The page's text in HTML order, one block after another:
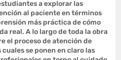
a explorar las
al paciente en términos
más práctica de cómo
real. A lo largo de toda la obra
el proceso de atención de
se ponen en claro las